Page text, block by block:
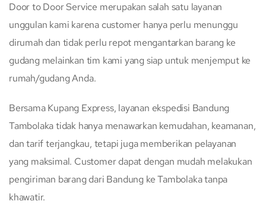
Door to Door Service merupakan salah satu layanan
unggulan kami karena customer hanya perlu menunggu
dirumah dan tidak perlu repot mengantarkan barang ke
gudang melainkan tim kami yang siap untuk menjemput ke
rumah/gudang Anda.
Bersama Kupang Express, layanan ekspedisi Bandung
Tambolaka tidak hanya menawarkan kemudahan, keamanan,
dan tarif terjangkau, tetapi juga memberikan pelayanan
yang maksimal. Customer dapat dengan mudah melakukan
pengiriman barang dari Bandung ke Tambolaka tanpa
khawatir.